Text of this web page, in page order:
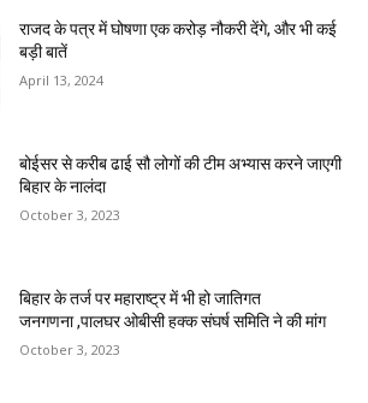
राजद के पत्र में घोषणा एक करोड़ नौकरी देंगे, और भी कई
बड़ी बातें
April 13, 2024
बोईसर से करीब ढाई सौ लोगों की टीम अभ्यास करने जाएगी
बिहार के नालंदा
October 3, 2023
बिहार के तर्ज पर महाराष्ट्र में भी हो जातिगत
जनगणना ,पालघर ओबीसी हक्क संघर्ष समिति ने की मांग
October 3, 2023